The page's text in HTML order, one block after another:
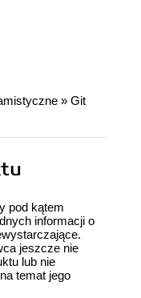
» Git
pod kątem
informacji o
jeszcze nie
lub nie
temat jego